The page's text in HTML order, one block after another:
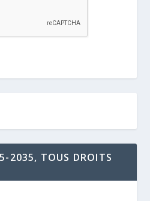
2035, TOUS DROITS